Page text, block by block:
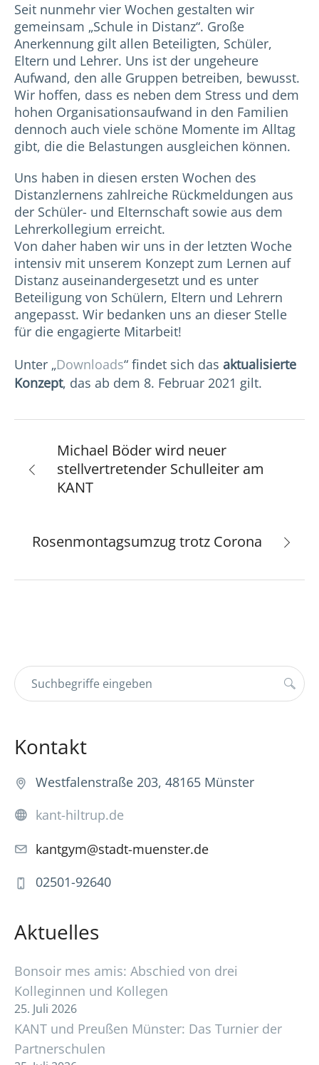
Seit nunmehr vier Wochen gestalten wir
gemeinsam „Schule in Distanz“. Große
Anerkennung gilt allen Beteiligten, Schüler,
Eltern und Lehrer. Uns ist der ungeheure
Aufwand, den alle Gruppen betreiben, bewusst.
Wir hoffen, dass es neben dem Stress und dem
hohen Organisationsaufwand in den Familien
dennoch auch viele schöne Momente im Alltag
gibt, die die Belastungen ausgleichen können.
Uns haben in diesen ersten Wochen des
Distanzlernens zahlreiche Rückmeldungen aus
der Schüler- und Elternschaft sowie aus dem
Lehrerkollegium erreicht.
Von daher haben wir uns in der letzten Woche
intensiv mit unserem Konzept zum Lernen auf
Distanz auseinandergesetzt und es unter
Beteiligung von Schülern, Eltern und Lehrern
angepasst. Wir bedanken uns an dieser Stelle
für die engagierte Mitarbeit!
Unter „Downloads“ findet sich das aktualisierte
Konzept, das ab dem 8. Februar 2021 gilt.
Michael Böder wird neuer
stellvertretender Schulleiter am
KANT
Rosenmontagsumzug trotz Corona
Kontakt
Westfalenstraße 203, 48165 Münster
kant-hiltrup.de
kantgym@stadt-muenster.de
02501-92640
Aktuelles
Bonsoir mes amis: Abschied von drei
Kolleginnen und Kollegen
25. Juli 2026
KANT und Preußen Münster: Das Turnier der
Partnerschulen